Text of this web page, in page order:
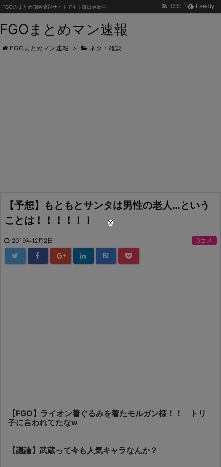
FGOまとめマン速報
FGOのまとめ攻略情報サイトです！毎日更新中 RSS Feedly
FGOまとめマン速報 > ネタ・雑談
【予想】もともとサンタは男性の老人…という
ことは！！！！！！
2019年12月2日 0コメ
B!
【FGO】ライオン着ぐるみを着たモルガン様！！ トリ
子に言われてたなw
【議論】武蔵って今も人気キャラなんか？